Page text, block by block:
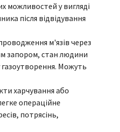
можливостей у вигляді
після відвідування
м'язів через
запором, стан людини
Можуть
харчування або
операційне
потрясінь,